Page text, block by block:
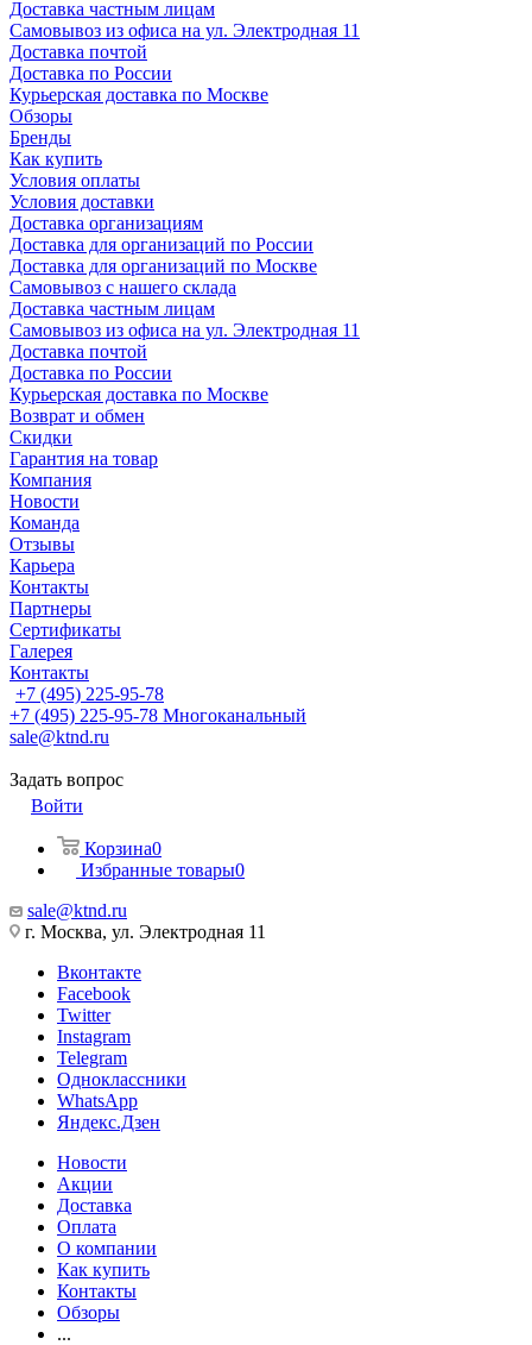
Доставка частным лицам
Самовывоз из офиса на ул. Электродная 11
Доставка почтой
Доставка по России
Курьерская доставка по Москве
Обзоры
Бренды
Как купить
Условия оплаты
Условия доставки
Доставка организациям
Доставка для организаций по России
Доставка для организаций по Москве
Самовывоз с нашего склада
Доставка частным лицам
Самовывоз из офиса на ул. Электродная 11
Доставка почтой
Доставка по России
Курьерская доставка по Москве
Возврат и обмен
Скидки
Гарантия на товар
Компания
Новости
Команда
Отзывы
Карьера
Контакты
Партнеры
Сертификаты
Галерея
Контакты
+7 (495) 225-95-78
+7 (495) 225-95-78 Многоканальный
sale@ktnd.ru
Задать вопрос
Войти
Корзина0
Избранные товары0
sale@ktnd.ru
г. Москва, ул. Электродная 11
Вконтакте
Facebook
Twitter
Instagram
Telegram
Одноклассники
WhatsApp
Яндекс.Дзен
Новости
Акции
Доставка
Оплата
О компании
Как купить
Контакты
Обзоры
...